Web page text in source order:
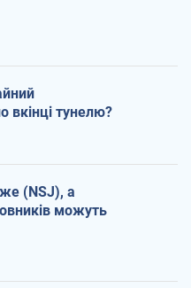
вкінці тунелю?
(NSJ), а
можуть